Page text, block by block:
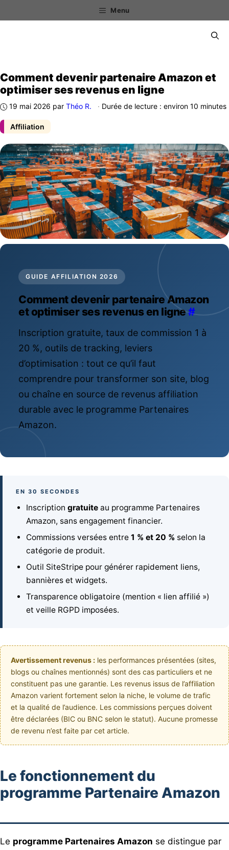
au
Menu
Affiliation
Comment devenir partenaire Amazon et
optimiser ses revenus en ligne
19 mai 2026 par Théo R. · Durée de lecture : environ 10 minutes
GUIDE AFFILIATION 2026
Comment devenir partenaire Amazon
et optimiser ses revenus en ligne#
Inscription gratuite, taux de commission 1 à
20 %, outils de tracking, leviers
d’optimisation : tout ce qu’il faut
comprendre pour transformer son site, blog
ou chaîne en source de revenus affiliation
durable avec le programme Partenaires
Amazon.
EN 30 SECONDES
Inscription gratuite au programme Partenaires
Amazon, sans engagement financier.
Commissions versées entre 1 % et 20 % selon la
catégorie de produit.
Outil SiteStripe pour générer rapidement liens,
bannières et widgets.
Transparence obligatoire (mention « lien affilié »)
et veille RGPD imposées.
Avertissement revenus : les performances présentées (sites,
blogs ou chaînes mentionnés) sont des cas particuliers et ne
constituent pas une garantie. Les revenus issus de l’affiliation
Amazon varient fortement selon la niche, le volume de trafic
et la qualité de l’audience. Les commissions perçues doivent
être déclarées (BIC ou BNC selon le statut). Aucune promesse
de revenu n’est faite par cet article.
Le fonctionnement du
programme Partenaire Amazon
Le programme Partenaires Amazon se distingue par